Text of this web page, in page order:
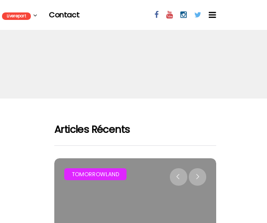
Livereport Contact
Articles Récents
TOMORROWLAND